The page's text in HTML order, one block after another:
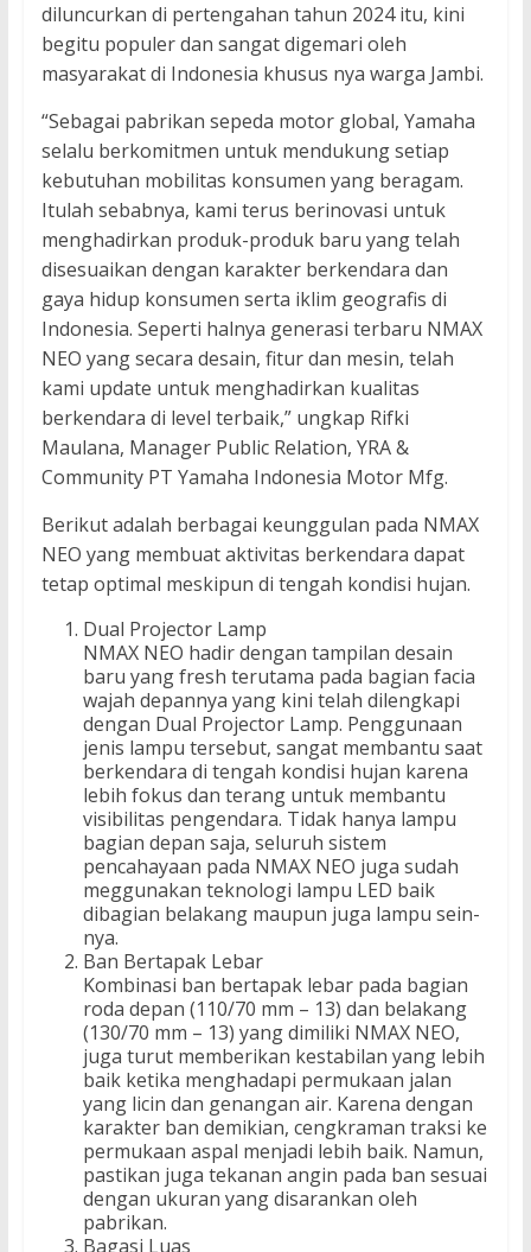
diluncurkan di pertengahan tahun 2024 itu, kini
begitu populer dan sangat digemari oleh
masyarakat di Indonesia khusus nya warga Jambi.
“Sebagai pabrikan sepeda motor global, Yamaha
selalu berkomitmen untuk mendukung setiap
kebutuhan mobilitas konsumen yang beragam.
Itulah sebabnya, kami terus berinovasi untuk
menghadirkan produk-produk baru yang telah
disesuaikan dengan karakter berkendara dan
gaya hidup konsumen serta iklim geografis di
Indonesia. Seperti halnya generasi terbaru NMAX
NEO yang secara desain, fitur dan mesin, telah
kami update untuk menghadirkan kualitas
berkendara di level terbaik,” ungkap Rifki
Maulana, Manager Public Relation, YRA &
Community PT Yamaha Indonesia Motor Mfg.
Berikut adalah berbagai keunggulan pada NMAX
NEO yang membuat aktivitas berkendara dapat
tetap optimal meskipun di tengah kondisi hujan.
Dual Projector Lamp
NMAX NEO hadir dengan tampilan desain
baru yang fresh terutama pada bagian facia
wajah depannya yang kini telah dilengkapi
dengan Dual Projector Lamp. Penggunaan
jenis lampu tersebut, sangat membantu saat
berkendara di tengah kondisi hujan karena
lebih fokus dan terang untuk membantu
visibilitas pengendara. Tidak hanya lampu
bagian depan saja, seluruh sistem
pencahayaan pada NMAX NEO juga sudah
meggunakan teknologi lampu LED baik
dibagian belakang maupun juga lampu sein-
nya.
Ban Bertapak Lebar
Kombinasi ban bertapak lebar pada bagian
roda depan (110/70 mm – 13) dan belakang
(130/70 mm – 13) yang dimiliki NMAX NEO,
juga turut memberikan kestabilan yang lebih
baik ketika menghadapi permukaan jalan
yang licin dan genangan air. Karena dengan
karakter ban demikian, cengkraman traksi ke
permukaan aspal menjadi lebih baik. Namun,
pastikan juga tekanan angin pada ban sesuai
dengan ukuran yang disarankan oleh
pabrikan.
Bagasi Luas